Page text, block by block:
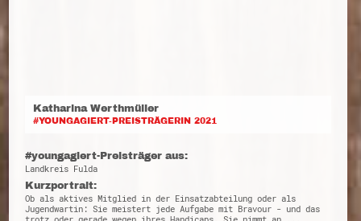
Katharina Werthmüller
#YOUNGAGIERT-PREISTRÄGERIN 2021
#youngagiert-Preisträger aus:
Landkreis Fulda
Kurzportrait:
Ob als aktives Mitglied in der Einsatzabteilung oder als
Jugendwartin: Sie meistert jede Aufgabe mit Bravour - und das